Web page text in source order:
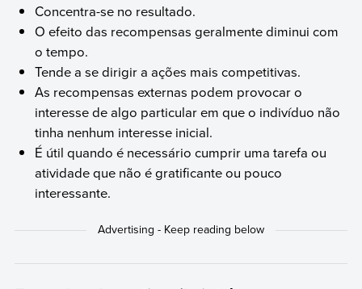
Concentra-se no resultado.
O efeito das recompensas geralmente diminui com
o tempo.
Tende a se dirigir a ações mais competitivas.
As recompensas externas podem provocar o
interesse de algo particular em que o indivíduo não
tinha nenhum interesse inicial.
É útil quando é necessário cumprir uma tarefa ou
atividade que não é gratificante ou pouco
interessante.